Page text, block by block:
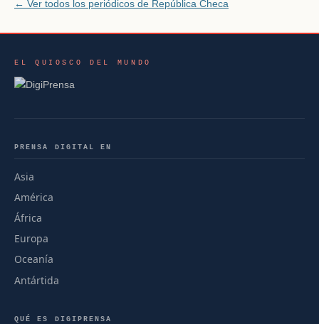
← Ver todos los periódicos de República Checa
EL QUIOSCO DEL MUNDO
PRENSA DIGITAL EN
Asia
América
África
Europa
Oceanía
Antártida
QUÉ ES DIGIPRENSA